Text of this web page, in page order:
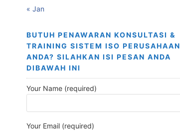
« Jan
BUTUH PENAWARAN KONSULTASI &
TRAINING SISTEM ISO PERUSAHAAN
ANDA? SILAHKAN ISI PESAN ANDA
DIBAWAH INI
Your Name (required)
Your Email (required)